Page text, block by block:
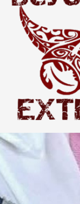
THE
Extended